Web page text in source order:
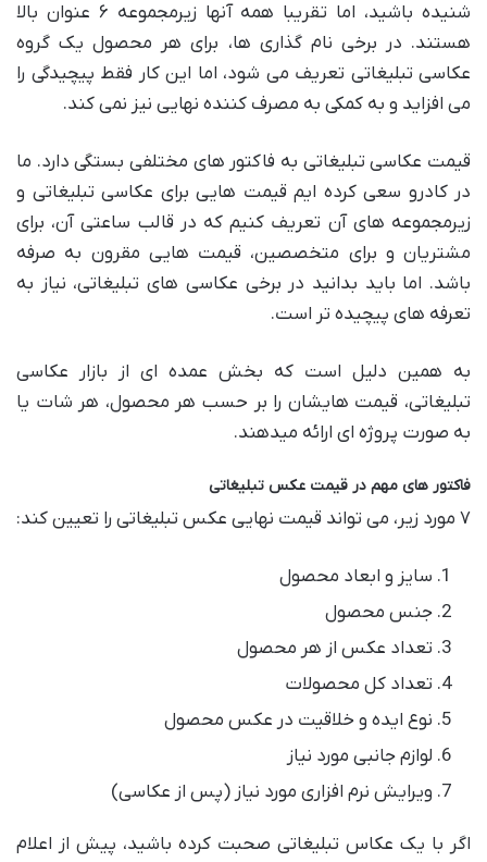
شنیده باشید، اما تقریبا همه آنها زیرمجموعه ۶ عنوان بالا
هستند. در برخی نام گذاری ها، برای هر محصول یک گروه
عکاسی تبلیغاتی تعریف می شود، اما این کار فقط پیچیدگی را
می افزاید و به کمکی به مصرف کننده نهایی نیز نمی کند.
قیمت عکاسی تبلیغاتی به فاکتور های مختلفی بستگی دارد. ما
در کادرو سعی کرده ایم قیمت هایی برای عکاسی تبلیغاتی و
زیرمجموعه های آن تعریف کنیم که در قالب ساعتی آن، برای
مشتریان و برای متخصصین، قیمت هایی مقرون به صرفه
باشد. اما باید بدانید در برخی عکاسی های تبلیغاتی، نیاز به
تعرفه های پیچیده تر است.
به همین دلیل است که بخش عمده ای از بازار عکاسی
تبلیغاتی، قیمت هایشان را بر حسب هر محصول، هر شات یا
به صورت پروژه ای ارائه میدهند.
فاکتور های مهم در قیمت عکس تبلیغاتی
۷ مورد زیر، می تواند قیمت نهایی عکس تبلیغاتی را تعیین کند:
سایز و ابعاد محصول
جنس محصول
تعداد عکس از هر محصول
تعداد کل محصولات
نوع ایده و خلاقیت در عکس محصول
لوازم جانبی مورد نیاز
ویرایش نرم افزاری مورد نیاز (پس از عکاسی)
اگر با یک عکاس تبلیغاتی صحبت کرده باشید، پیش از اعلام